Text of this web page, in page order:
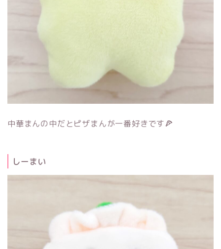
中華まんの中だとピザまんが一番好きです🍕
しーまい